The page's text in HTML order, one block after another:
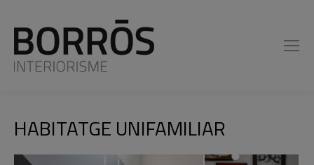
HABITATGE UNIFAMILIAR
You are here: